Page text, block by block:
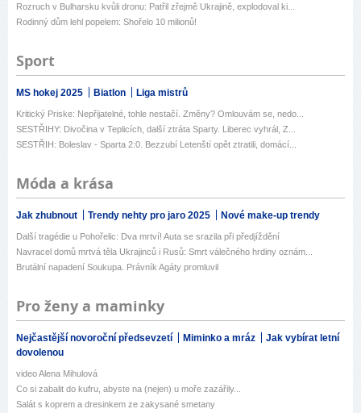
Rozruch v Bulharsku kvůli dronu: Patřil zřejmě Ukrajině, explodoval ki...
Rodinný dům lehl popelem: Shořelo 10 milionů!
Sport
MS hokej 2025 Biatlon Liga mistrů
Kritický Priske: Nepřijatelné, tohle nestačí. Změny? Omlouvám se, nedo...
SESTŘIHY: Divočina v Teplicích, další ztráta Sparty. Liberec vyhrál, Z...
SESTŘIH: Boleslav - Sparta 2:0. Bezzubí Letenští opět ztratili, domácí...
Móda a krása
Jak zhubnout Trendy nehty pro jaro 2025 Nové make-up trendy
Další tragédie u Pohořelic: Dva mrtví! Auta se srazila při předjíždění
Navracel domů mrtvá těla Ukrajinců i Rusů: Smrt válečného hrdiny oznám...
Brutální napadení Soukupa. Právník Agáty promluvil
Pro ženy a maminky
Nejčastější novoroční předsevzetí Miminko a mráz
Jak vybírat letní
dovolenou
video Alena Mihulová
Co si zabalit do kufru, abyste na (nejen) u moře zazářily...
Salát s koprem a dresinkem ze zakysané smetany